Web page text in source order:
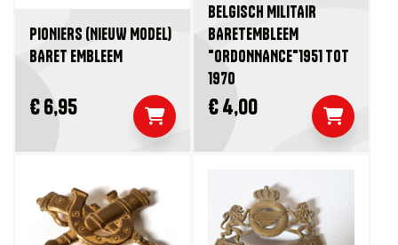
PIONIERS (NIEUW MODEL)
BARET EMBLEEM
€ 6,95
BELGISCH MILITAIR
BARETEMBLEEM
"ORDONNANCE"1951 TOT
1970
€ 4,00